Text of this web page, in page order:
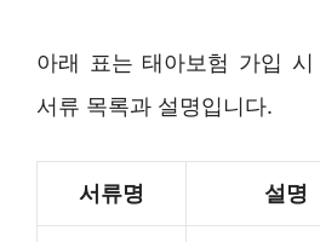
아래 표는 태아보험 가입
서류 목록과 설명입니다.
서류명 설명